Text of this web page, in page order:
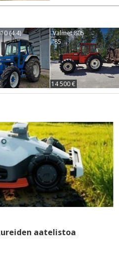
(4.4)
Valmet 805
'85
14 500 €
aatelistoa